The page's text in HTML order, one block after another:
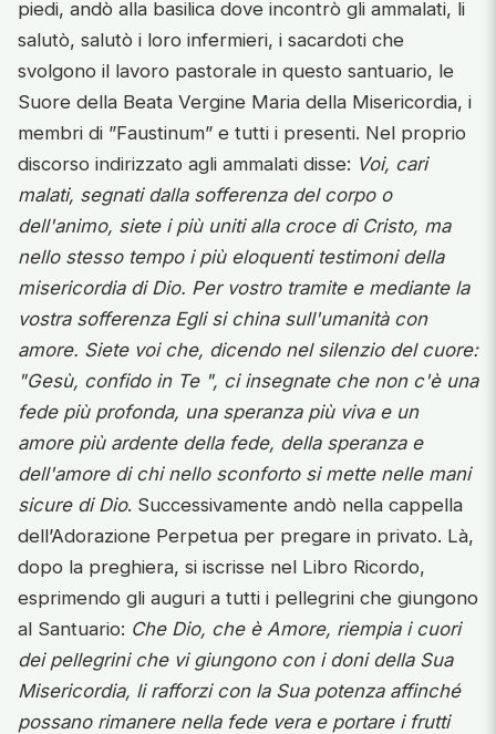
piedi, andò alla basilica dove incontrò gli ammalati, li
salutò, salutò i loro infermieri, i sacardoti che
svolgono il lavoro pastorale in questo santuario, le
Suore della Beata Vergine Maria della Misericordia, i
membri di ”Faustinum” e tutti i presenti. Nel proprio
discorso indirizzato agli ammalati disse: Voi, cari
malati, segnati dalla sofferenza del corpo o
dell'animo, siete i più uniti alla croce di Cristo, ma
nello stesso tempo i più eloquenti testimoni della
misericordia di Dio. Per vostro tramite e mediante la
vostra sofferenza Egli si china sull'umanità con
amore. Siete voi che, dicendo nel silenzio del cuore:
"Gesù, confido in Te ", ci insegnate che non c'è una
fede più profonda, una speranza più viva e un
amore più ardente della fede, della speranza e
dell'amore di chi nello sconforto si mette nelle mani
sicure di Dio. Successivamente andò nella cappella
dell’Adorazione Perpetua per pregare in privato. Là,
dopo la preghiera, si iscrisse nel Libro Ricordo,
esprimendo gli auguri a tutti i pellegrini che giungono
al Santuario: Che Dio, che è Amore, riempia i cuori
dei pellegrini che vi giungono con i doni della Sua
Misericordia, li rafforzi con la Sua potenza affinché
possano rimanere nella fede vera e portare i frutti